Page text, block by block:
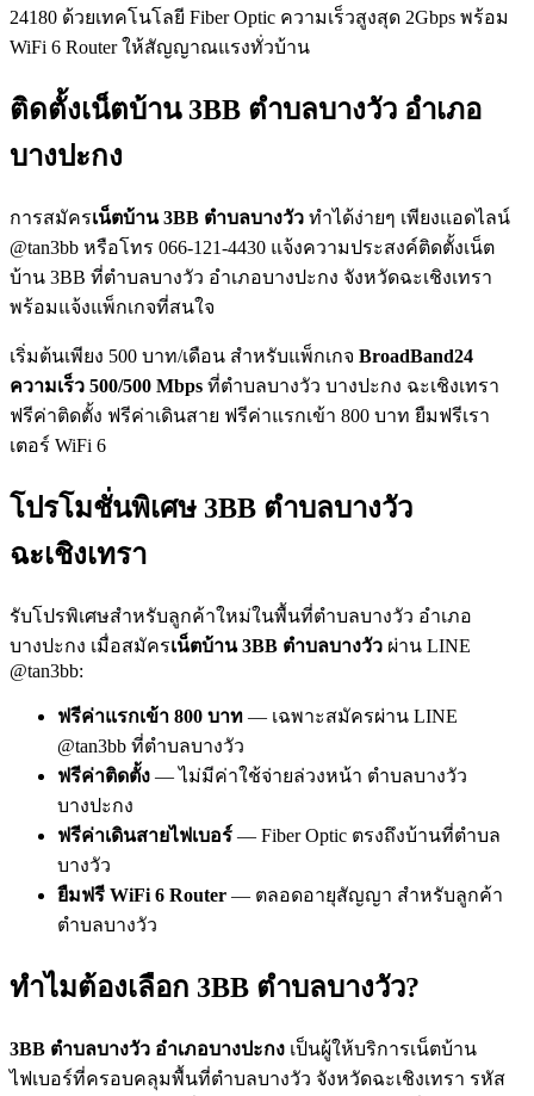
24180 ด้วยเทคโนโลยี Fiber Optic ความเร็วสูงสุด 2Gbps พร้อม
WiFi 6 Router ให้สัญญาณแรงทั่วบ้าน
ติดตั้งเน็ตบ้าน 3BB ตำบลบางวัว อำเภอ
บางปะกง
การสมัครเน็ตบ้าน 3BB ตำบลบางวัว ทำได้ง่ายๆ เพียงแอดไลน์
@tan3bb หรือโทร 066-121-4430 แจ้งความประสงค์ติดตั้งเน็ต
บ้าน 3BB ที่ตำบลบางวัว อำเภอบางปะกง จังหวัดฉะเชิงเทรา
พร้อมแจ้งแพ็กเกจที่สนใจ
เริ่มต้นเพียง 500 บาท/เดือน สำหรับแพ็กเกจ BroadBand24
ความเร็ว 500/500 Mbps ที่ตำบลบางวัว บางปะกง ฉะเชิงเทรา
ฟรีค่าติดตั้ง ฟรีค่าเดินสาย ฟรีค่าแรกเข้า 800 บาท ยืมฟรีเรา
เตอร์ WiFi 6
โปรโมชั่นพิเศษ 3BB ตำบลบางวัว
ฉะเชิงเทรา
รับโปรพิเศษสำหรับลูกค้าใหม่ในพื้นที่ตำบลบางวัว อำเภอ
บางปะกง เมื่อสมัครเน็ตบ้าน 3BB ตำบลบางวัว ผ่าน LINE
@tan3bb:
ฟรีค่าแรกเข้า 800 บาท — เฉพาะสมัครผ่าน LINE
@tan3bb ที่ตำบลบางวัว
ฟรีค่าติดตั้ง — ไม่มีค่าใช้จ่ายล่วงหน้า ตำบลบางวัว
บางปะกง
ฟรีค่าเดินสายไฟเบอร์ — Fiber Optic ตรงถึงบ้านที่ตำบล
บางวัว
ยืมฟรี WiFi 6 Router — ตลอดอายุสัญญา สำหรับลูกค้า
ตำบลบางวัว
ทำไมต้องเลือก 3BB ตำบลบางวัว?
3BB ตำบลบางวัว อำเภอบางปะกง เป็นผู้ให้บริการเน็ตบ้าน
ไฟเบอร์ที่ครอบคลุมพื้นที่ตำบลบางวัว จังหวัดฉะเชิงเทรา รหัส